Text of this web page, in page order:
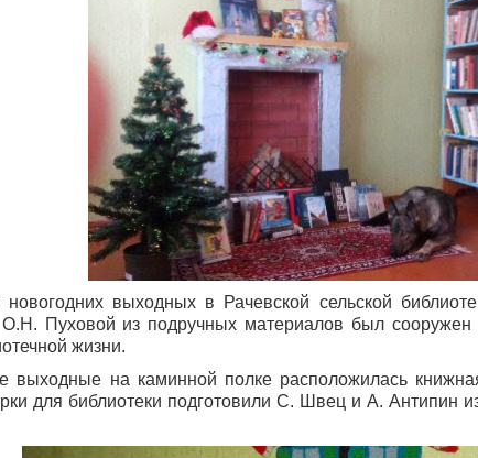
выходных в Рачевской сельской
О.Н. Пуховой из подручных материалов был
жизни.
выходные на каминной полке расположилась
для библиотеки подготовили С. Швец и А. Антипин